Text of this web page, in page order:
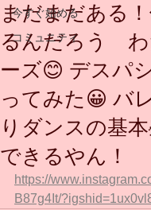
今すぐ始める
コミュニティ
まだまだある
るんだろう わ
ーズ😊 デスパ
ってみた😀 バ
りダンスの基
できるやん！
https://
B87g4It/